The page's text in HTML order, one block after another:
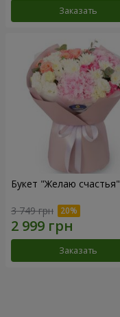
Заказать
Букет "Желаю счастья"
3 749 грн
Заказать